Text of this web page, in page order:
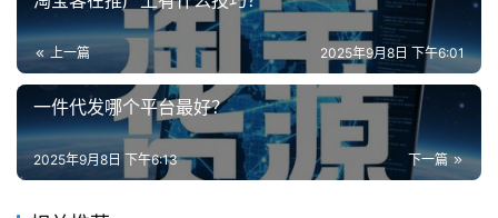
上一篇 2025年9月8日 下午6:01
一件代发哪个平台最好？
下一篇
2025年9月8日 下午6:13